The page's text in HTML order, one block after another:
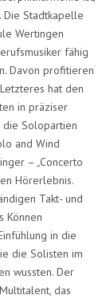
Die Stadtkapelle
Wertingen
fähig
Davon profitieren
hat den
in präziser
die Solopartien
and Wind
– „Concerto
Hörerlebnis.
Takt- und
Können
in die
die Solisten im
wussten. Der
das